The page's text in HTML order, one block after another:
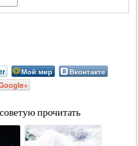
Мой мир
Вконтакте
прочитать